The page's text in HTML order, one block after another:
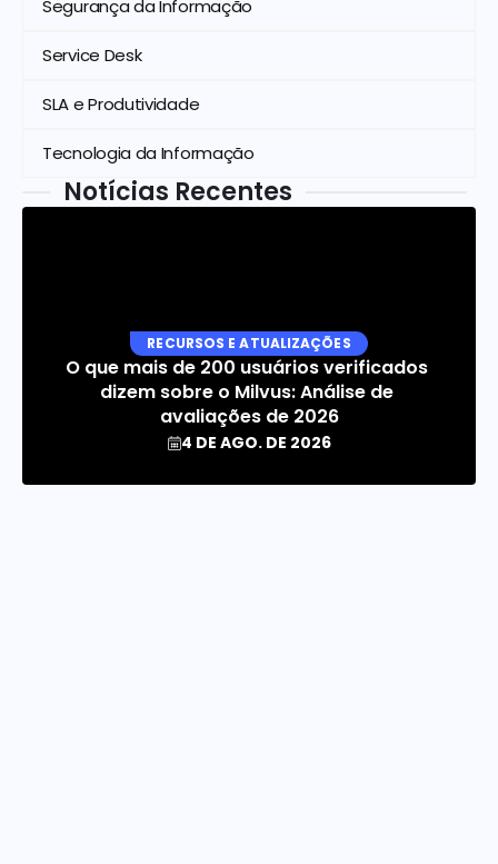
Segurança da Informação
Service Desk
SLA e Produtividade
Tecnologia da Informação
Notícias Recentes
RECURSOS E ATUALIZAÇÕES
O que mais de 200 usuários verificados
dizem sobre o Milvus: Análise de
avaliações de 2026
4 DE AGO. DE 2026